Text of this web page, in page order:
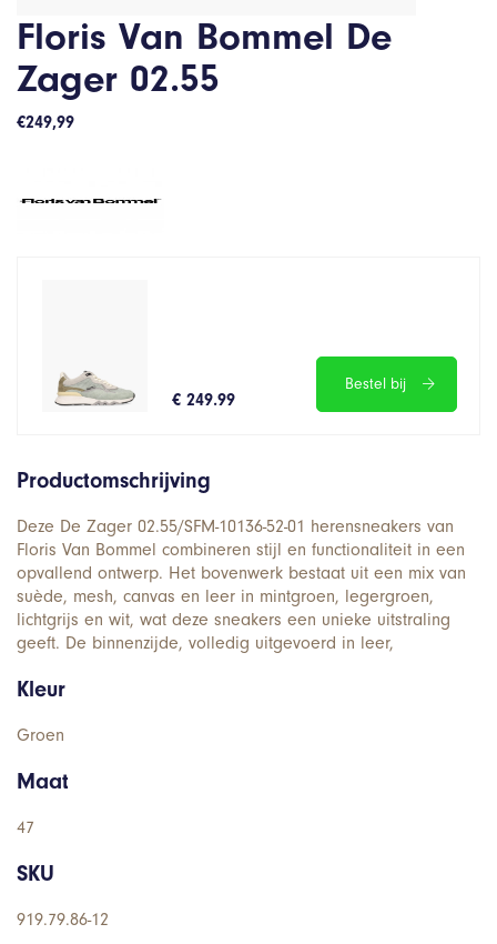
Floris Van Bommel De
Zager 02.55
€249,99
€ 249.99
Bestel bij
Productomschrijving
Deze De Zager 02.55/SFM-10136-52-01 herensneakers van
Floris Van Bommel combineren stijl en functionaliteit in een
opvallend ontwerp. Het bovenwerk bestaat uit een mix van
suède, mesh, canvas en leer in mintgroen, legergroen,
lichtgrijs en wit, wat deze sneakers een unieke uitstraling
geeft. De binnenzijde, volledig uitgevoerd in leer,
Kleur
Groen
Maat
47
SKU
919.79.86-12